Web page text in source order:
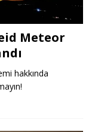
Meteor
hakkında